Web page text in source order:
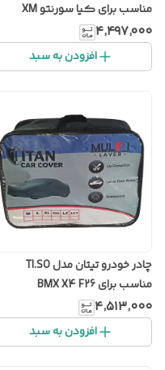
مناسب برای کیا سورنتو XM
۴٬۴۹۷٬۰۰۰
افزودن به سبد
چادر خودرو تیتان مدل TI.SO
مناسب برای BMX X4 F26
۴٬۵۱۳٬۰۰۰
افزودن به سبد